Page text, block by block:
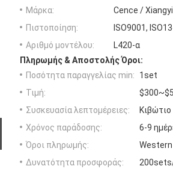
Μάρκα:
Cence / Xiangyi
Πιστοποίηση:
ISO9001,
Αριθμό μοντέλου:
L420-α
Πληρωμής & Αποστολής Όροι:
Ποσότητα παραγγελίας min:
1set
Τιμή:
Συσκευασία λεπτομέρειες:
Χρόνος παράδοσης:
6-9
Όροι πληρωμής:
Western
Δυνατότητα προσφοράς: